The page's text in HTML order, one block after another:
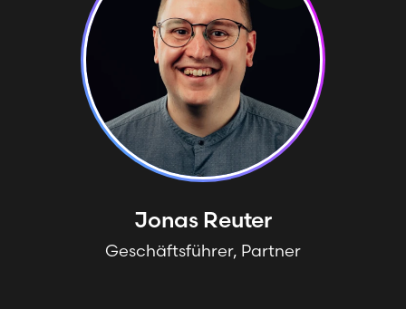
Jonas Reuter
Geschäftsführer, Partner